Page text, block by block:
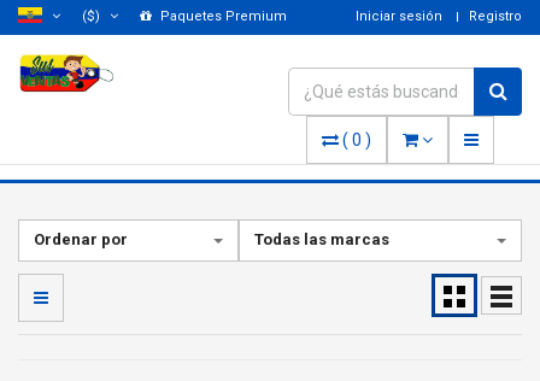
($) Paquetes Premium Iniciar sesión Registro
( 0 )
Ordenar por Todas las marcas